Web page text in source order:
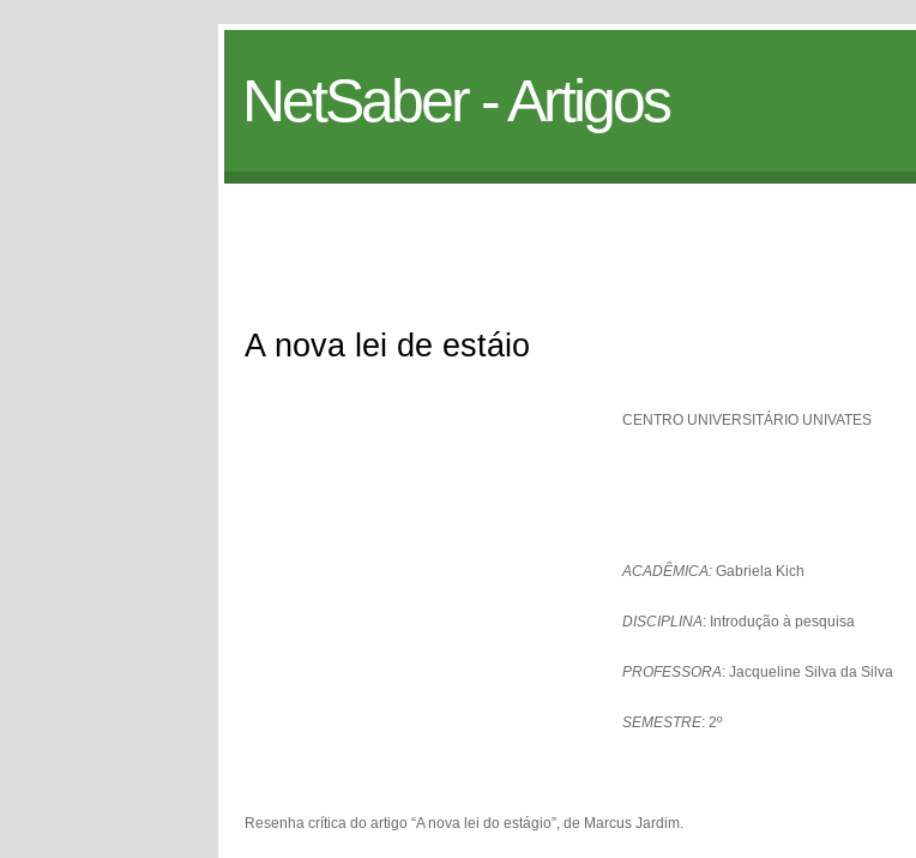
NetSaber - Artigos
A nova lei de estáio
CENTRO UNIVERSITÁRIO UNIVATES
ACADÊMICA: Gabriela Kich
DISCIPLINA: Introdução à pesquisa
PROFESSORA: Jacqueline Silva da Silva
SEMESTRE: 2º
Resenha crítica do artigo “A nova lei do estágio”, de Marcus Jardim.